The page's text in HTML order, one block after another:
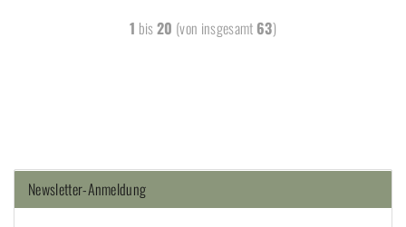
1 bis20 (von insgesamt 63)
Newsletter-Anmeldung